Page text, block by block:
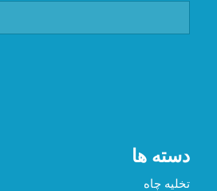
دسته ها
تخلیه چاه